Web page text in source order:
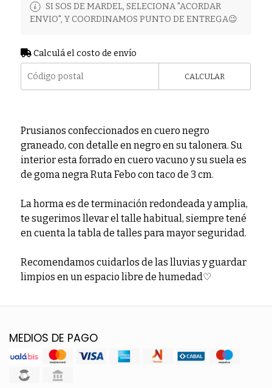
SI SOS DE MARDEL, SELECIONA "ACORDAR
ENVIO", Y COORDINAMOS PUNTO DE ENTREGA😉
Calculá el costo de envío
CALCULAR
Prusianos confeccionados en cuero negro
graneado, con detalle en negro en su talonera. Su
interior esta forrado en cuero vacuno y su suela es
de goma negra Ruta Febo con taco de 3 cm.
La horma es de terminación redondeada y amplia,
te sugerimos llevar el talle habitual, siempre tené
en cuenta la tabla de talles para mayor seguridad.
Recomendamos cuidarlos de las lluvias y guardar
limpios en un espacio libre de humedad♡
MEDIOS DE PAGO